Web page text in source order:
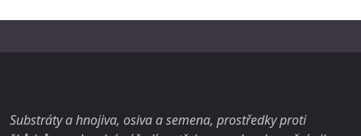
Substráty a hnojiva, osiva a semena, prostředky proti